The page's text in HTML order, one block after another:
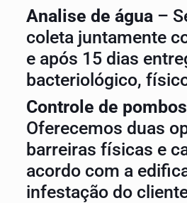
Analise de água–
coleta juntamente
e após 15 dias
bacteriológico,
Controle de pombos
Oferecemos duas
barreiras físicas e
acordo com a
infestação do